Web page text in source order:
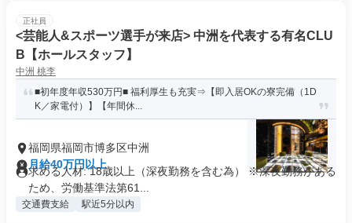
正社員
<芸能人&スポーツ選手が来店> 中洲を代表する有名CLU
B【ホールスタッフ】
中洲 桃李
■初年度年収530万円■ 福利厚生も充実⇒【即入居OKの寮完備（1D
K／家電付）】【年間休...
福岡県福岡市博多区中洲
月給40万円以上
求める人材: 18歳以上（深夜勤務を含む為） ※深夜勤務がある
ため、労働基準法第61...
交通費支給 駅近5分以内